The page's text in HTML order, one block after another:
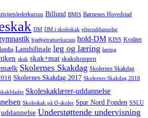
Billund BMIS Børnenes Hovedstad
DM DM i skoleskak efteruddannelse
hjælpetrænerkursus hold-DM KISS Kvalitet
Landsfinale leg og læring læring
skak skak+mat skakshoppen
Skolernes Skakdag Skolernes Skakdag
Skolernes Skakdag 2017 Skolernes Skakdag 2018
Skoleskaklærer-uddannelse
Skoleskak på Ø-skoler Spar Nord Fonden SSLU
uddannelse Understøttende undervisning